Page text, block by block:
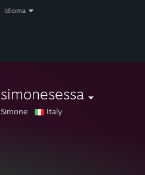
idioma
simonesessa
Simone Italy